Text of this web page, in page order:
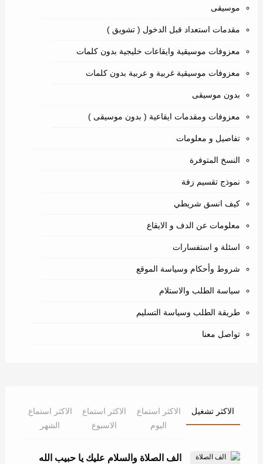
موسيقى
مقدمات استعداد قبل الدخول ( تشويق )
معزوفات موسيقية وايقاعات خليجية بدون كلمات
معزوفات موسيقية غربية و عربية بدون كلمات
بدون موسيقى
معزوفات ومقدمات ايقاعية ( بدون موسيقى )
تفاصيل و معلومات
النسخ المتوفرة
نموذج تقسيم زفة
كيف انسق شريطي
معلومات عن الدف و الايقاع
اسئلة و استفسارات
شروط وأحكام وسياسة الموقع
سياسة الطلب والاستلام
طريقة الطلب وسياسة التسليم
تواصل معنا
الاكثر تشغيل
الاكثر استماع
اليوم
الاكثر استماع
الاسبوع
الاكثر استماع
الشهر
الف الصلاة والسلام عليك يا حبيب الله